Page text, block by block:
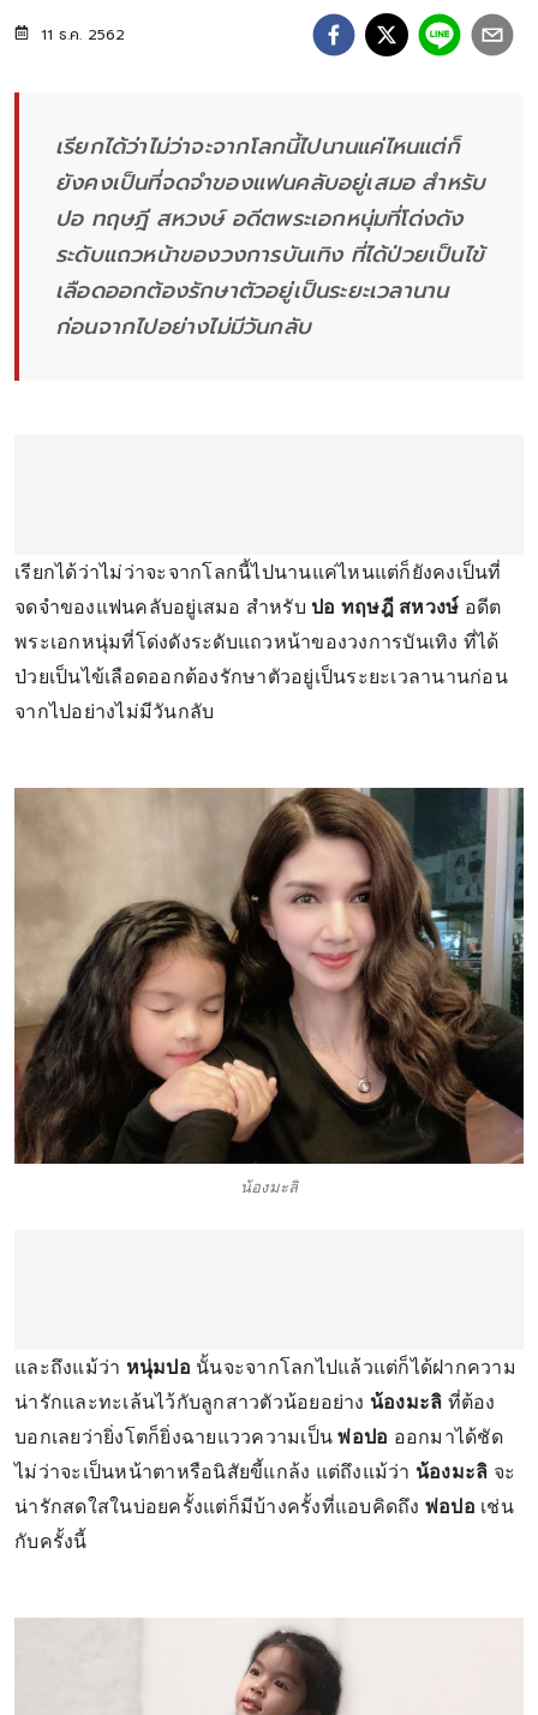
11 ธ.ค. 2562
เรียกได้ว่าไม่ว่าจะจากโลกนี้ไปนานแค่ไหนแต่ก็
ยังคงเป็นที่จดจำของแฟนคลับอยู่เสมอ สำหรับ
ปอ ทฤษฎี สหวงษ์ อดีตพระเอกหนุ่มที่โด่งดัง
ระดับแถวหน้าของวงการบันเทิง ที่ได้ป่วยเป็นไข้
เลือดออกต้องรักษาตัวอยู่เป็นระยะเวลานาน
ก่อนจากไปอย่างไม่มีวันกลับ
เรียกได้ว่าไม่ว่าจะจากโลกนี้ไปนานแค่ไหนแต่ก็ยังคงเป็นที่
จดจำของแฟนคลับอยู่เสมอ สำหรับ ปอ ทฤษฎี สหวงษ์ อดีต
พระเอกหนุ่มที่โด่งดังระดับแถวหน้าของวงการบันเทิง ที่ได้
ป่วยเป็นไข้เลือดออกต้องรักษาตัวอยู่เป็นระยะเวลานานก่อน
จากไปอย่างไม่มีวันกลับ
น้องมะลิ
และถึงแม้ว่า หนุ่มปอ นั้นจะจากโลกไปแล้วแต่ก็ได้ฝากความ
น่ารักและทะเล้นไว้กับลูกสาวตัวน้อยอย่าง น้องมะลิ ที่ต้อง
บอกเลยว่ายิ่งโตก็ยิ่งฉายแววความเป็นพ่อปอ ออกมาได้ชัด
ไม่ว่าจะเป็นหน้าตาหรือนิสัยขี้แกล้ง แต่ถึงแม้ว่า น้องมะลิ จะ
น่ารักสดใสในบ่อยครั้งแต่ก็มีบ้างครั้งที่แอบคิดถึง พ่อปอ เช่น
กับครั้งนี้